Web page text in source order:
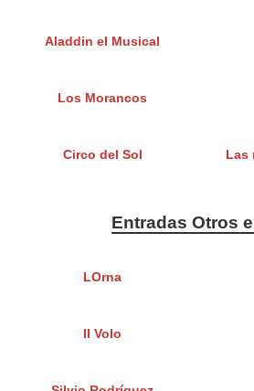
Aladdin el Musical
Los Morancos
Circo del Sol
Las
Entradas Otros
LOrna
Il Volo